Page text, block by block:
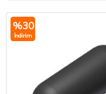
%30
İndirim